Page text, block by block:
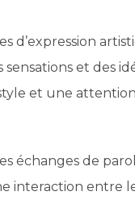
d’expression
et des
et une
échanges de
interaction entre